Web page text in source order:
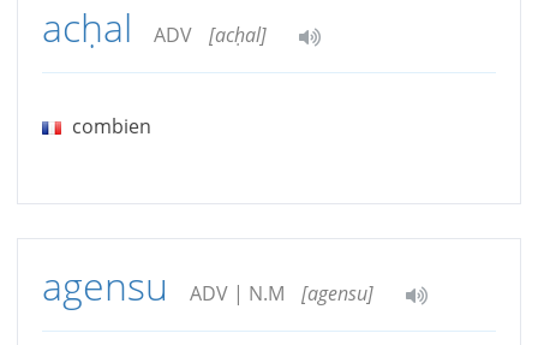
acḥal ADV [acḥal]
combien
agensu ADV | N.M [agensu]